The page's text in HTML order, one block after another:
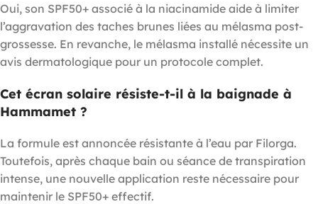
Oui, son SPF50+ associé à la niacinamide aide à limiter
l’aggravation des taches brunes liées au mélasma post-
grossesse. En revanche, le mélasma installé nécessite un
avis dermatologique pour un protocole complet.
Cet écran solaire résiste-t-il à la baignade à
Hammamet ?
La formule est annoncée résistante à l’eau par Filorga.
Toutefois, après chaque bain ou séance de transpiration
intense, une nouvelle application reste nécessaire pour
maintenir le SPF50+ effectif.